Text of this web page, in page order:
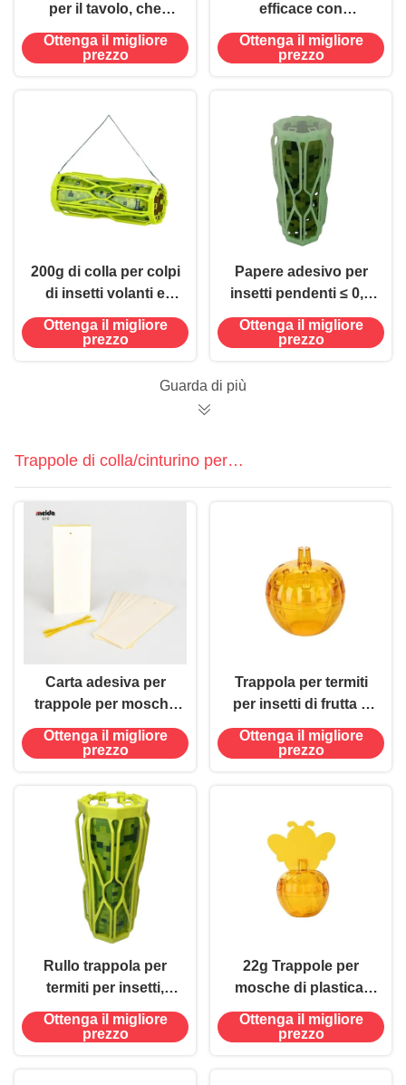
per il tavolo, che
allontana le mosche
in qualsiasi momento
senza profumo
Ottenga il migliore
prezzo
efficace con
alimentazione USB e
collo flessibile 480 ore
Ottenga il migliore
prezzo
200g di colla per colpi
di insetti volanti e
termiti
Ottenga il migliore
prezzo
Papere adesivo per
insetti pendenti ≤ 0,5
kg per il controllo
degli insetti nocivi del
Ottenga il migliore
prezzo
Guarda di più
Trappole di colla/cinturino per
mosche
Carta adesiva per
trappole per mosche
per interni e esterni
per un controllo
parassiti
Ottenga il migliore
prezzo
Trappola per termiti
per insetti di frutta e
mosche di plastica
adesiva efficace 480
Ottenga il migliore
prezzo
Rullo trappola per
termiti per insetti,
colla appiccicosa,
colla verde, albero da
Ottenga il migliore
prezzo
22g Trappole per
mosche di plastica,
catturatore di colla
adesiva, sicuro e non
Ottenga il migliore
prezzo